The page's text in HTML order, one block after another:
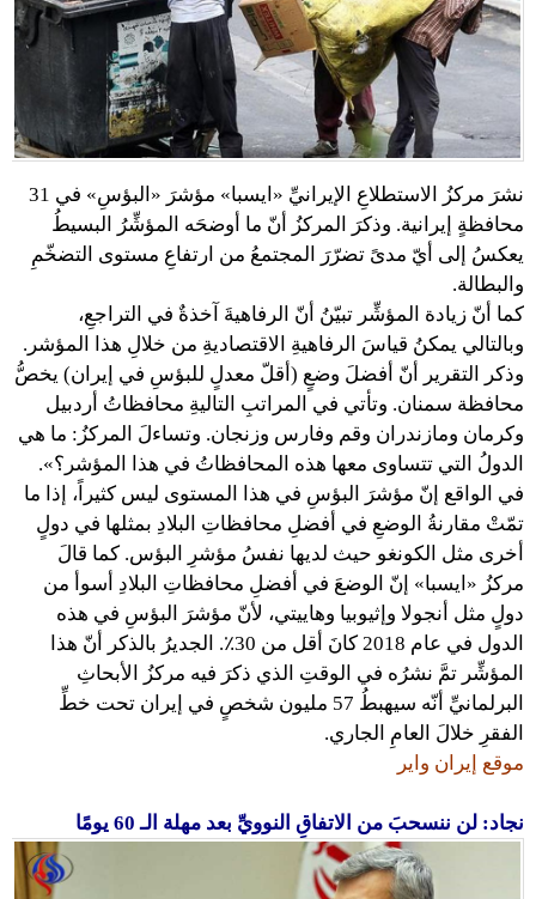
نشرَ مركزُ الاستطلاعِ الإيرانيِّ «ايسبا» مؤشرَ «البؤسِ» في 31
محافظةٍ إيرانية. وذكرَ المركزُ أنّ ما أوضحَه المؤشِّرُ البسيطُ
يعكسُ إلى أيّ مدىً تضرّرَ المجتمعُ من ارتفاعِ مستوى التضخّمِ
والبطالة.
كما أنّ زيادة المؤشِّر تبيّنُ أنّ الرفاهيةَ آخذةٌ في التراجعِ،
وبالتالي يمكنُ قياسَ الرفاهيةِ الاقتصاديةِ من خلالِ هذا المؤشر.
وذكر التقرير أنّ أفضلَ وضعٍ (أقلّ معدلٍ للبؤسِ في إيران) يخصُّ
محافظة سمنان. وتأتي في المراتبِ التاليةِ محافظاتُ أردبيل
وكرمان ومازندران وقم وفارس وزنجان. وتساءلَ المركزُ: ما هي
الدولُ التي تتساوى معها هذه المحافظاتُ في هذا المؤشر؟».
في الواقع إنّ مؤشرَ البؤسِ في هذا المستوى ليس كثيراً، إذا ما
تمّتْ مقارنةُ الوضعِ في أفضلِ محافظاتِ البلادِ بمثلها في دولٍ
أخرى مثل الكونغو حيث لديها نفسُ مؤشرِ البؤس. كما قالَ
مركزُ «ايسبا» إنّ الوضعَ في أفضلِ محافظاتِ البلادِ أسوأ من
دولٍ مثل أنجولا وإثيوبيا وهاييتي، لأنّ مؤشرَ البؤسِ في هذه
الدول في عام 2018 كانَ أقل من 30٪. الجديرُ بالذكر أنّ هذا
المؤشِّر تمَّ نشرُه في الوقتِ الذي ذكرَ فيه مركزُ الأبحاثِ
البرلمانيِّ أنّه سيهبطُ 57 مليون شخصٍ في إيران تحت خطِّ
الفقرِ خلالَ العامِ الجاري.
موقع إيران واير
نجاد: لن ننسحبَ من الاتفاقِ النوويِّ بعد مهلة الـ 60 يومًا